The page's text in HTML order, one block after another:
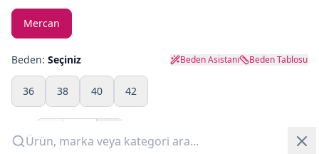
Yazlık Pijama
Yeni Gelenler
Mercan
Beden: Seçiniz Beden Asistanı Beden Tablosu
36 38 40 42
Adet: